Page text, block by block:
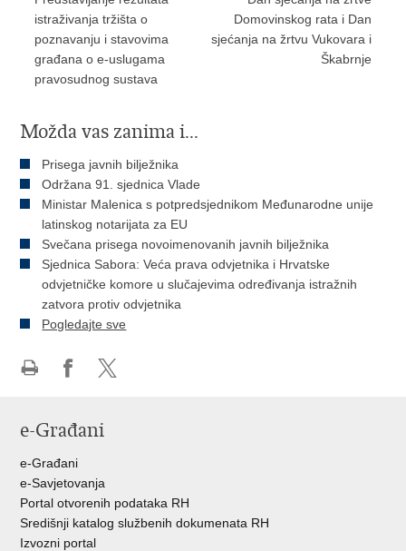
istraživanja tržišta o
poznavanju i stavovima
građana o e-uslugama
pravosudnog sustava
Domovinskog rata i Dan
sjećanja na žrtvu Vukovara i
Škabrnje
Možda vas zanima i...
Prisega javnih bilježnika
Održana 91. sjednica Vlade
Ministar Malenica s potpredsjednikom Međunarodne unije
latinskog notarijata za EU
Svečana prisega novoimenovanih javnih bilježnika
Sjednica Sabora: Veća prava odvjetnika i Hrvatske
odvjetničke komore u slučajevima određivanja istražnih
zatvora protiv odvjetnika
Pogledajte sve
FacebookuTwitteru
e-Građani
e-Građani
e-Savjetovanja
Portal otvorenih podataka RH
Središnji katalog službenih dokumenata RH
Izvozni portal